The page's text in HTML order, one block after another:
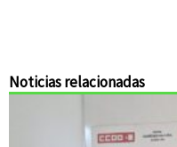
Noticias relacionadas